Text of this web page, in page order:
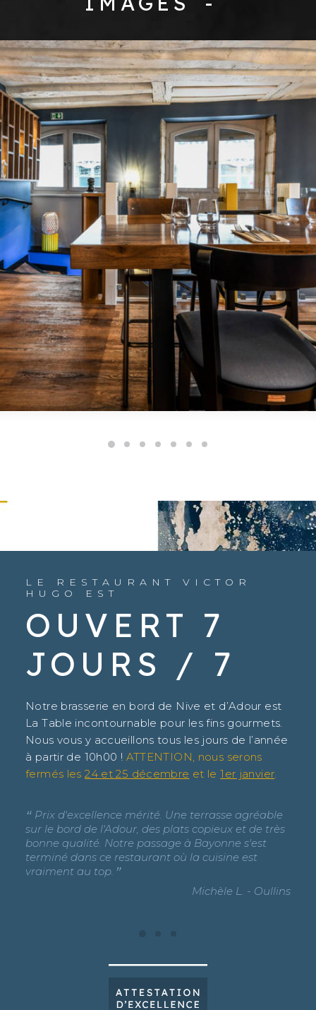
LE RESTAURANT VICTOR
HUGO EST
OUVERT 7
JOURS / 7
Notre brasserie en bord de Nive et d’Adour est
La Table incontournable pour les fins gourmets.
Nous vous y accueillons tous les jours de l’année
à partir de 10h00 ! ATTENTION, nous serons
fermés les24 et 25 décembre et le1er janvier.
Prix d'excellence mérité. Une terrasse agréable
sur le bord de l'Adour, des plats copieux et de très
bonne qualité. Notre passage à Bayonne s'est
terminé dans ce restaurant où la cuisine est
vraiment au top.
Michèle L. - Oullins